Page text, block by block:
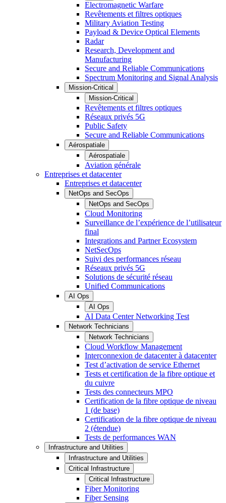
Electromagnetic Warfare
Revêtements et filtres optiques
Military Aviation Testing
Payload & Device Optical Elements
Radar
Research, Development and
Manufacturing
Secure and Reliable Communications
Spectrum Monitoring and Signal Analysis
Mission-Critical
Mission-Critical
Revêtements et filtres optiques
Réseaux privés 5G
Public Safety
Secure and Reliable Communications
Aérospatiale
Aérospatiale
Aviation générale
Entreprises et datacenter
Entreprises et datacenter
NetOps and SecOps
NetOps and SecOps
Cloud Monitoring
Surveillance de l’expérience de l’utilisateur
final
Integrations and Partner Ecosystem
NetSecOps
Suivi des performances réseau
Réseaux privés 5G
Solutions de sécurité réseau
Unified Communications
AI Ops
AI Ops
AI Data Center Networking Test
Network Technicians
Network Technicians
Cloud Workflow Management
Interconnexion de datacenter à datacenter
Test d’activation de service Ethernet
Tests et certification de la fibre optique et
du cuivre
Tests des connecteurs MPO
Certification de la fibre optique de niveau
1 (de base)
Certification de la fibre optique de niveau
2 (étendue)
Tests de performances WAN
Infrastructure and Utilities
Infrastructure and Utilities
Critical Infrastructure
Critical Infrastructure
Fiber Monitoring
Fiber Sensing